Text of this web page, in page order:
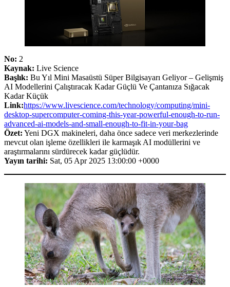
No: 2
Kaynak: Live Science
Başlık: Bu Yıl Mini Masaüstü Süper Bilgisayarı Geliyor – Gelişmiş
AI Modellerini Çalıştıracak Kadar Güçlü Ve Çantanıza Sığacak
Kadar Küçük
Link:https://www.livescience.com/technology/computing/mini-
desktop-supercomputer-coming-this-year-powerful-enough-to-run-
advanced-ai-models-and-small-enough-to-fit-in-your-bag
Özet: Yeni DGX makineleri, daha önce sadece veri merkezlerinde
mevcut olan işleme özellikleri ile karmaşık AI modüllerini ve
araştırmalarını sürdürecek kadar güçlüdür.
Yayın tarihi: Sat, 05 Apr 2025 13:00:00 +0000